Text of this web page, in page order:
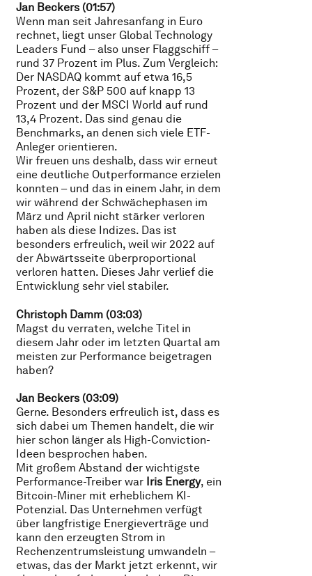
Jan Beckers (01:57)
Wenn man seit Jahresanfang in Euro
rechnet, liegt unser Global Technology
Leaders Fund – also unser Flaggschiff –
rund 37 Prozent im Plus. Zum Vergleich:
Der NASDAQ kommt auf etwa 16,5
Prozent, der S&P 500 auf knapp 13
Prozent und der MSCI World auf rund
13,4 Prozent. Das sind genau die
Benchmarks, an denen sich viele ETF-
Anleger orientieren.
Wir freuen uns deshalb, dass wir erneut
eine deutliche Outperformance erzielen
konnten – und das in einem Jahr, in dem
wir während der Schwächephasen im
März und April nicht stärker verloren
haben als diese Indizes. Das ist
besonders erfreulich, weil wir 2022 auf
der Abwärtsseite überproportional
verloren hatten. Dieses Jahr verlief die
Entwicklung sehr viel stabiler.
Christoph Damm (03:03)
Magst du verraten, welche Titel in
diesem Jahr oder im letzten Quartal am
meisten zur Performance beigetragen
haben?
Jan Beckers (03:09)
Gerne. Besonders erfreulich ist, dass es
sich dabei um Themen handelt, die wir
hier schon länger als High-Conviction-
Ideen besprochen haben.
Mit großem Abstand der wichtigste
Performance-Treiber war Iris Energy, ein
Bitcoin-Miner mit erheblichem KI-
Potenzial. Das Unternehmen verfügt
über langfristige Energieverträge und
kann den erzeugten Strom in
Rechenzentrumsleistung umwandeln –
etwas, das der Markt jetzt erkennt, wir